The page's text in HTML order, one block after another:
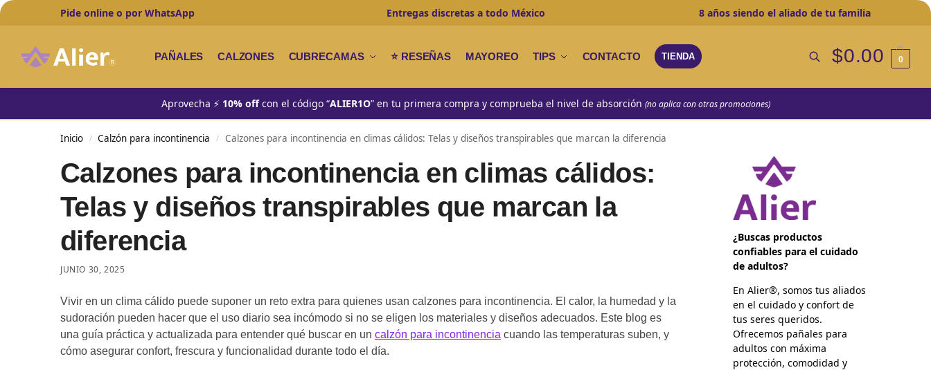
Pide online o por WhatsApp Entregas discretas a todo México 8 años siendo el aliado de tu familia
PAÑALES CALZONES CUBRECAMAS ⭐ RESEÑAS MAYOREO TIPS CONTACTO TIENDA
Añadido recientemente
Buscar
$0.00 0
Aprovecha ⚡ 10% offcon el código “ALIER1O” en tu primera compra y comprueba el nivel de absorción (no aplica con otras promociones)
Inicio / Calzón para incontinencia / Calzones para incontinencia en climas cálidos: Telas y diseños transpirables que marcan la diferencia
Calzones para incontinencia en climas cálidos:
Telas y diseños transpirables que marcan la
diferencia
JUNIO 30, 2025
Vivir en un clima cálido puede suponer un reto extra para quienes usan calzones para incontinencia. El calor, la humedad y la
sudoración pueden hacer que el uso diario sea incómodo si no se eligen los materiales y diseños adecuados. Este blog es
una guía práctica y actualizada para entender qué buscar en un calzón para incontinencia cuando las temperaturas suben, y
cómo asegurar confort, frescura y funcionalidad durante todo el día.
¿Buscas productos
confiables para el cuidado
de adultos?
En Alier®, somos tus aliados
en el cuidado y confort de
tus seres queridos.
Ofrecemos pañales para
adultos con máxima
protección, comodidad y